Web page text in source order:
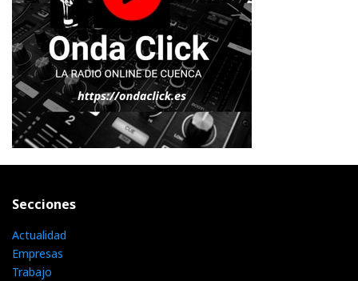
Secciones
Actualidad
Empresas
Trabajo